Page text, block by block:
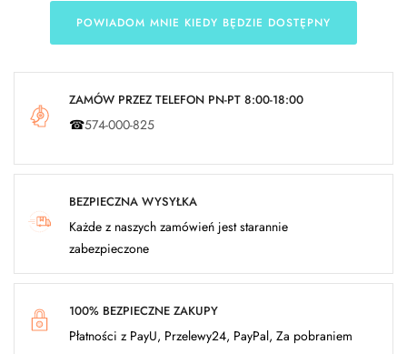
POWIADOM MNIE KIEDY BĘDZIE DOSTĘPNY
ZAMÓW PRZEZ TELEFON PN-PT 8:00-18:00
☎574-000-825
BEZPIECZNA WYSYŁKA
Każde z naszych zamówień jest starannie
zabezpieczone
100% BEZPIECZNE ZAKUPY
Płatności z PayU, Przelewy24, PayPal, Za pobraniem